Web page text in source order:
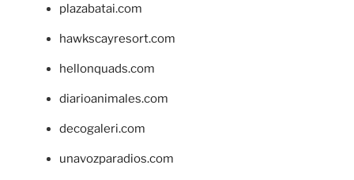
plazabatai.com
hawkscayresort.com
hellonquads.com
diarioanimales.com
decogaleri.com
unavozparadios.com